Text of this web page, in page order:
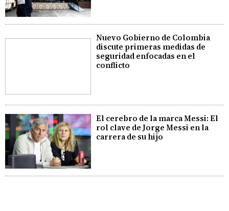
Nuevo Gobierno de Colombia
discute primeras medidas de
seguridad enfocadas en el
conflicto
El cerebro de la marca Messi: El
rol clave de Jorge Messi en la
carrera de su hijo